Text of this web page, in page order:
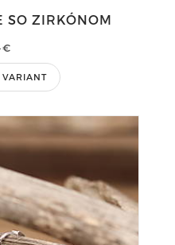
SO ZIRKÓNOM
€